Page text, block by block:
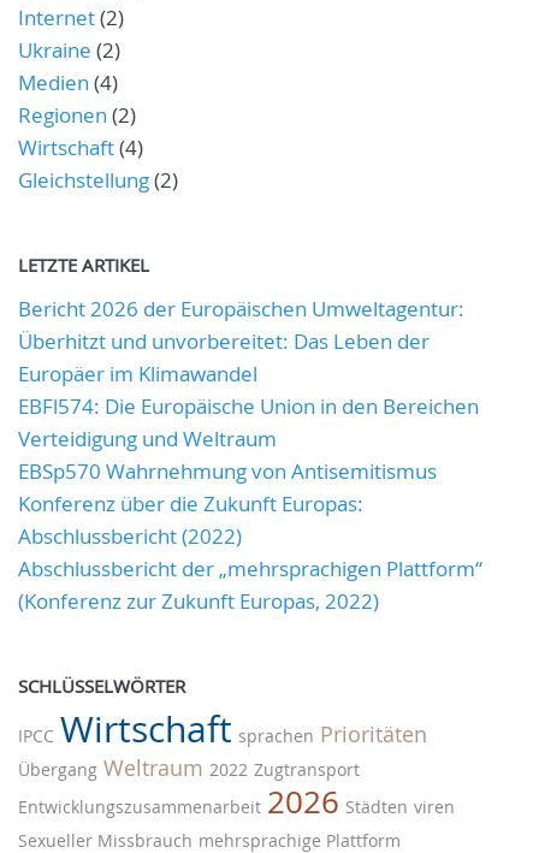
Internet(2)
Ukraine (2)
Medien (4)
Regionen (2)
Wirtschaft(4)
Gleichstellung(2)
LETZTE ARTIKEL
Bericht 2026 der Europäischen Umweltagentur:
Überhitzt und unvorbereitet: Das Leben der
Europäer im Klimawandel
EBFl574: Die Europäische Union in den Bereichen
Verteidigung und Weltraum
EBSp570 Wahrnehmung von Antisemitismus
Konferenz über die Zukunft Europas:
Abschlussbericht (2022)
Abschlussbericht der „mehrsprachigen Plattform“
(Konferenz zur Zukunft Europas, 2022)
SCHLÜSSELWÖRTER
IPCC Wirtschaft sprachen Prioritäten
Übergang Weltraum 2022 Zugtransport
Entwicklungszusammenarbeit 2026 Städten viren
Sexueller Missbrauch mehrsprachige Plattform